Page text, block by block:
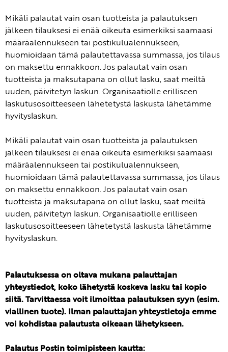
Mikäli palautat vain osan tuotteista ja palautuksen
jälkeen tilauksesi ei enää oikeuta esimerkiksi saamaasi
määräalennukseen tai postikulualennukseen,
huomioidaan tämä palautettavassa summassa, jos tilaus
on maksettu ennakkoon. Jos palautat vain osan
tuotteista ja maksutapana on ollut lasku, saat meiltä
uuden, päivitetyn laskun. Organisaatiolle erilliseen
laskutusosoitteeseen lähetetystä laskusta lähetämme
hyvityslaskun.
Mikäli palautat vain osan tuotteista ja palautuksen
jälkeen tilauksesi ei enää oikeuta esimerkiksi saamaasi
määräalennukseen tai postikulualennukseen,
huomioidaan tämä palautettavassa summassa, jos tilaus
on maksettu ennakkoon. Jos palautat vain osan
tuotteista ja maksutapana on ollut lasku, saat meiltä
uuden, päivitetyn laskun. Organisaatiolle erilliseen
laskutusosoitteeseen lähetetystä laskusta lähetämme
hyvityslaskun.
Palautuksessa on oltava mukana palauttajan
yhteystiedot, koko lähetystä koskeva lasku tai kopio
siitä. Tarvittaessa voit ilmoittaa palautuksen syyn (esim.
viallinen tuote). Ilman palauttajan yhteystietoja emme
voi kohdistaa palautusta oikeaan lähetykseen.
Palautus Postin toimipisteen kautta: